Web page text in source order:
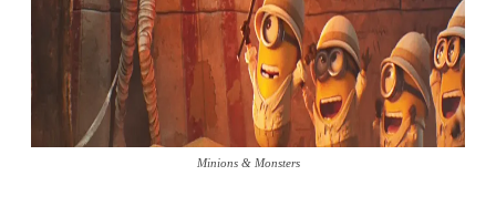
Minions & Monsters